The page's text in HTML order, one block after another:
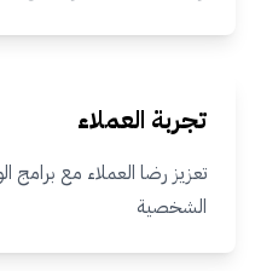
تجربة العملاء
تعزيز رضا العملاء مع برامج
الشخصية